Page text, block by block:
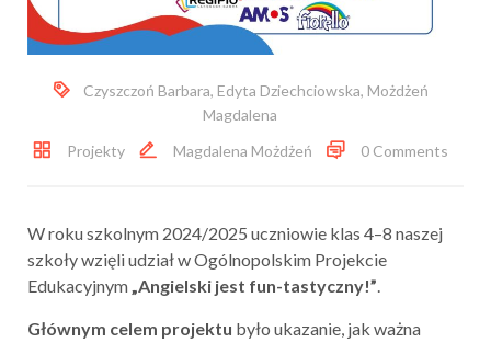
Czyszczoń Barbara, Edyta Dziechciowska, Możdżeń
Magdalena
Projekty
Magdalena Możdżeń 0 Comments
W roku szkolnym 2024/2025 uczniowie klas 4–8 naszej
szkoły wzięli udział w Ogólnopolskim Projekcie
Edukacyjnym„Angielski jest fun-tastyczny!”.
Głównym celem projektu było ukazanie, jak ważna